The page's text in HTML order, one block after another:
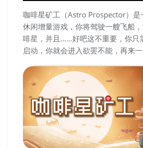
咖啡星矿工（Astro Prospector）是
休闲增量游戏，你将驾驶一艘飞船
啡星，并且……好吧这不重要，你只
启动，你就会进入欲罢不能，再来